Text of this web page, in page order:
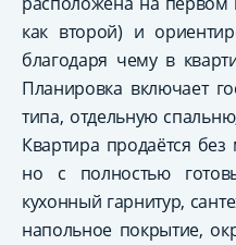
как второй) и
благодаря чему в
Планировка включает
типа, отдельную
Квартира продаётся
но с полностью
кухонный гарнитур,
напольное покрытие,